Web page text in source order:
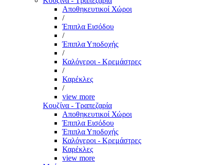
Αποθηκευτικοί Χώροι
/
Έπιπλα Εισόδου
/
Έπιπλα Υποδοχής
/
Καλόγεροι - Κρεμάστρες
/
Καρέκλες
/
view more
Κουζίνα - Τραπεζαρία
Αποθηκευτικοί Χώροι
Έπιπλα Εισόδου
Έπιπλα Υποδοχής
Καλόγεροι - Κρεμάστρες
Καρέκλες
view more